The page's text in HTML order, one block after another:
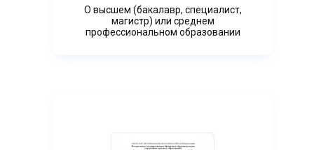
О высшем (бакалавр, специалист,
магистр) или среднем
профессиональном образовании